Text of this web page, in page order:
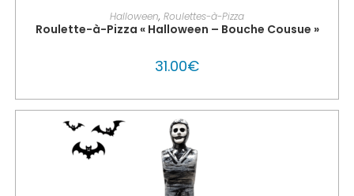
PERSONNALISER MON GLOUTON
Halloween, Roulettes-à-Pizza
Roulette-à-Pizza « Halloween – Bouche Cousue »
31.00€